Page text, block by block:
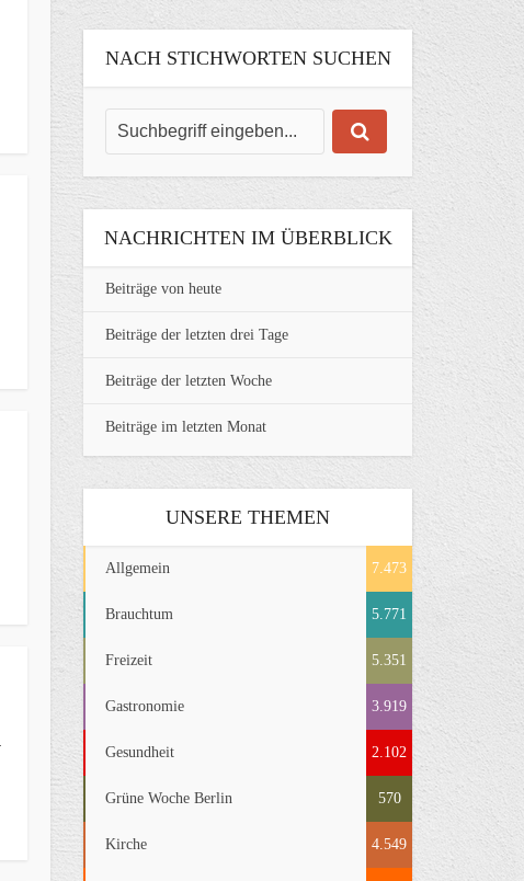
NACH STICHWORTEN SUCHEN
NACHRICHTEN IM ÜBERBLICK
Beiträge von heute
Beiträge der letzten drei Tage
Beiträge der letzten Woche
Beiträge im letzten Monat
UNSERE THEMEN
Allgemein 7.473
Brauchtum 5.771
Freizeit 5.351
Gastronomie 3.919
Gesundheit 2.102
Grüne Woche Berlin 570
Kirche 4.549